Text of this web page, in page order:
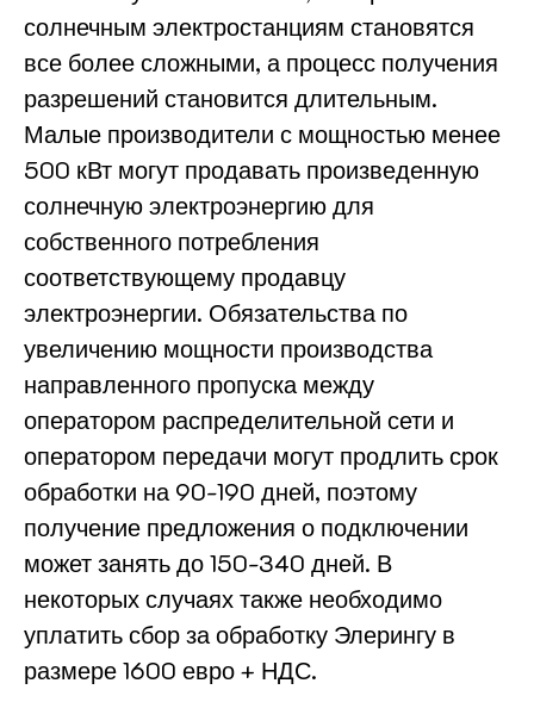
солнечным электростанциям становятся
все более сложными, а процесс получения
разрешений становится длительным.
Малые производители с мощностью менее
500 кВт могут продавать произведенную
солнечную электроэнергию для
собственного потребления
соответствующему продавцу
электроэнергии. Обязательства по
увеличению мощности производства
направленного пропуска между
оператором распределительной сети и
оператором передачи могут продлить срок
обработки на 90-190 дней, поэтому
получение предложения о подключении
может занять до 150-340 дней. В
некоторых случаях также необходимо
уплатить сбор за обработку Элерингу в
размере 1600 евро + НДС.